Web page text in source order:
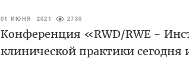
01 ИЮНЯ 2021 2730
Конференция «RWD/RWE -
клинической практики сегодня